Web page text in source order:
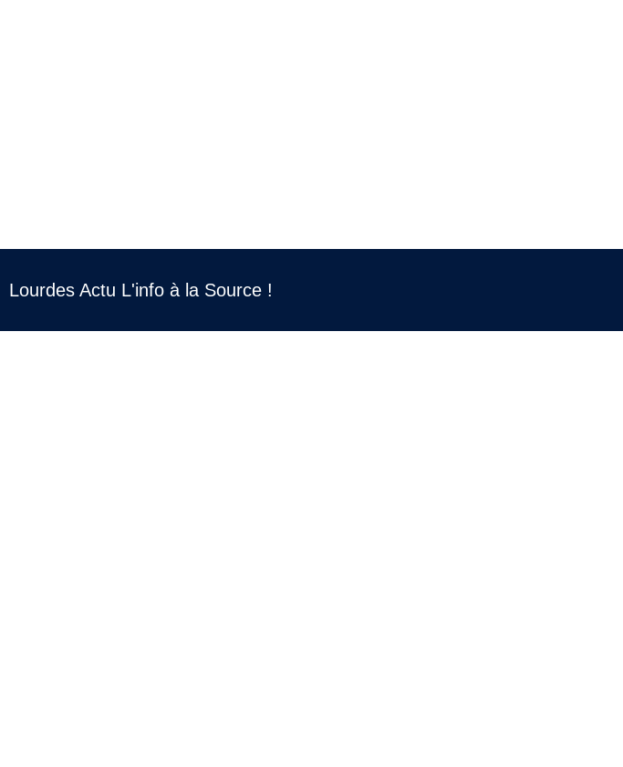
Lourdes Actu L'info à la Source !